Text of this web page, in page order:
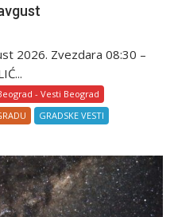
2026. Zvezdara 08:30 –
- Vesti Beograd
GRADSKE VESTI